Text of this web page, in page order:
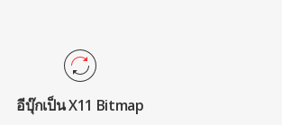
อีบุ๊กเป็น X11 Bitmap